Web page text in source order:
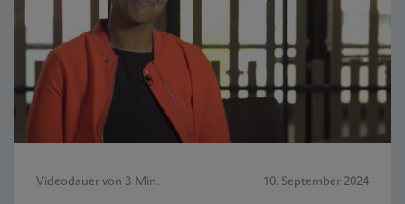
Videodauer von 3 Min. 10. September 2024